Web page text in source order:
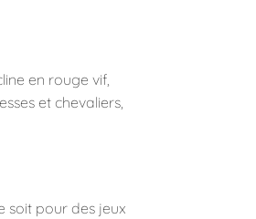
en rouge vif,
et chevaliers,
soit pour des jeux